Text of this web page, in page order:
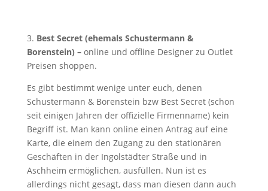
3. Best Secret (ehemals Schustermann &
Borenstein) – online und offline Designer zu Outlet
Preisen shoppen.
Es gibt bestimmt wenige unter euch, denen
Schustermann & Borenstein bzw Best Secret (schon
seit einigen Jahren der offizielle Firmenname) kein
Begriff ist. Man kann online einen Antrag auf eine
Karte, die einem den Zugang zu den stationären
Geschäften in der Ingolstädter Straße und in
Aschheim ermöglichen, ausfüllen. Nun ist es
allerdings nicht gesagt, dass man diesen dann auch